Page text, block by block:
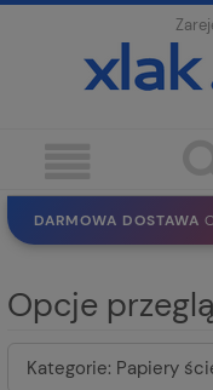
DARMOWA DOSTAWA
SOLIDNEEKO PAKOWANIE
Opcje
Kategorie: Papiery